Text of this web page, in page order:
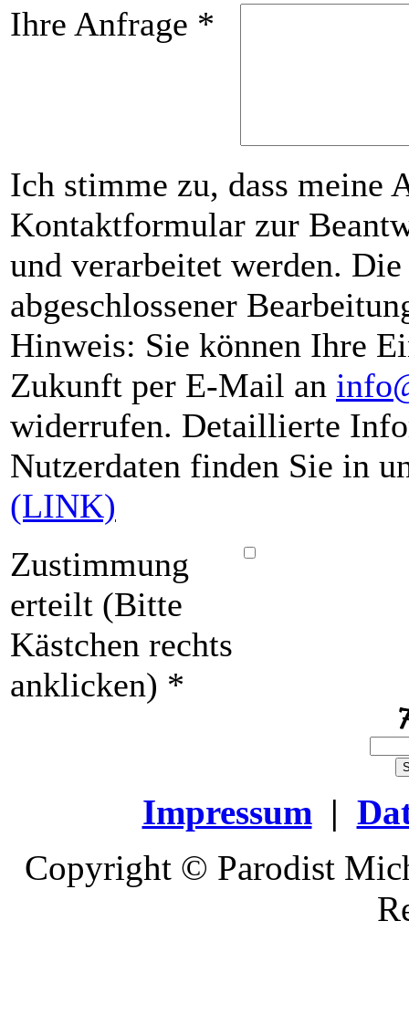
Ihre Anfrage *
Ich stimme zu, dass meine
Kontaktformular zur
und verarbeitet werden.
abgeschlossener
Hinweis: Sie können Ihre
Zukunft per E-Mail an
widerrufen. Detaillierte
Nutzerdaten finden Sie in
(LINK)
Zustimmung
erteilt (Bitte
Kästchen rechts
anklicken) *
Impressum |
Copyright © Parodist